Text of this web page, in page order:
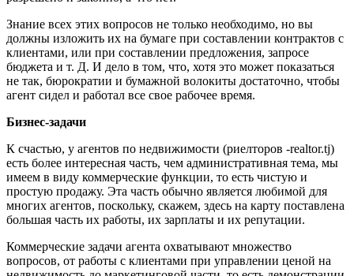
Знание всех этих вопросов не только необходимо, но вы
должны изложить их на бумаге при составлении контрактов с
клиентами, или при составлении предложения, запросе
бюджета и т. Д. И дело в том, что, хотя это может показаться
не так, бюрократии и бумажной волокиты достаточно, чтобы
агент сидел и работал все свое рабочее время.
Бизнес-задачи
К счастью, у агентов по недвижимости (риелторов -realtor.tj)
есть более интересная часть, чем административная тема, мы
имеем в виду коммерческие функции, то есть чистую и
простую продажу. Эта часть обычно является любимой для
многих агентов, поскольку, скажем, здесь на карту поставлена ​​
большая часть их работы, их зарплаты и их репутации.
Коммерческие задачи агента охватывают множество
вопросов, от работы с клиентами при управлении ценой на